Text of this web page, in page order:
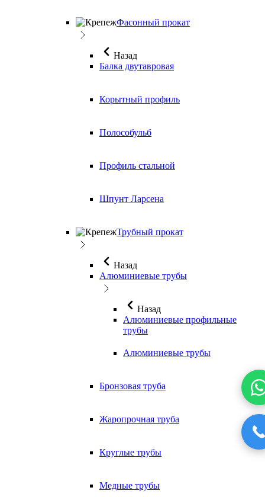
Фасонный прокат
Назад
Балка двутавровая
Корытный профиль
Полособульб
Профиль стальной
Шпунт Ларсена
Трубный прокат
Назад
Алюминиевые трубы
Назад
Алюминиевые профильные
трубы
Алюминиевые трубы
Бронзовая труба
Жаропрочная труба
Круглые трубы
Медные трубы